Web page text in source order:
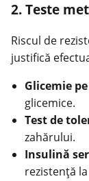
2. Teste
Riscul de
justifică
Glicemie
glicemice.
Test de
zahărului.
Insulină
rezistenţă